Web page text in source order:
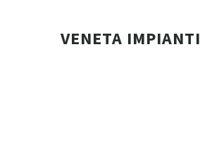
VENETA IMPIANTI